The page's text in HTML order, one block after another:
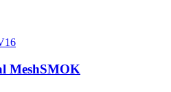
MeshSMOK